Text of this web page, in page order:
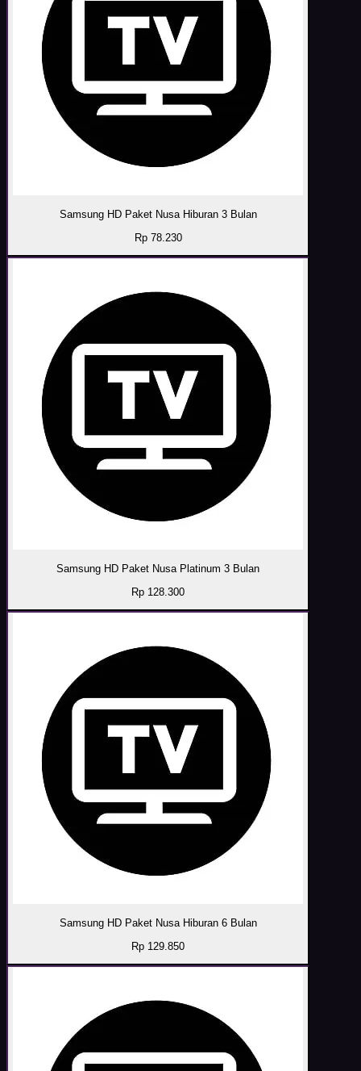
Samsung HD Paket Nusa Hiburan 3 Bulan
Rp 78.230
Samsung HD Paket Nusa Platinum 3 Bulan
Rp 128.300
Samsung HD Paket Nusa Hiburan 6 Bulan
Rp 129.850